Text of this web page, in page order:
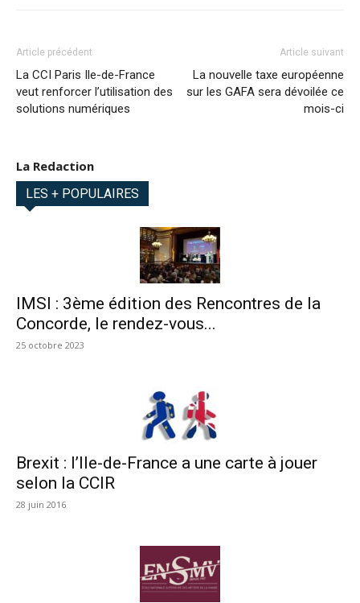
Article précédent
La CCI Paris Ile-de-France
veut renforcer l’utilisation des
solutions numériques
Article suivant
La nouvelle taxe européenne
sur les GAFA sera dévoilée ce
mois-ci
La Redaction
LES + POPULAIRES
IMSI : 3ème édition des Rencontres de la
Concorde, le rendez-vous...
25 octobre 2023
Brexit : l’Ile-de-France a une carte à jouer
selon la CCIR
28 juin 2016